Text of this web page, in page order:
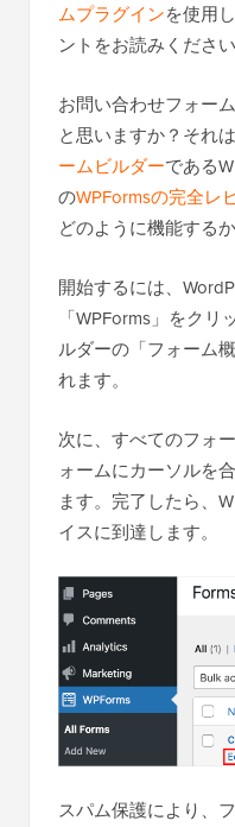
ムプラグインを使用
ントをお読みください
お問い合わせフォー
と思いますか？それ
ームビルダーである
のWPFormsの完全レ
どのように機能する
開始するには、
「WPForms」をク
ルダーの「フォーム
れます。
次に、すべてのフォ
ォームにカーソルを
ます。完了したら、
イスに到達します。
スパム保護により、